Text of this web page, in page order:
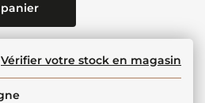
Vérifier votre stock en magasin